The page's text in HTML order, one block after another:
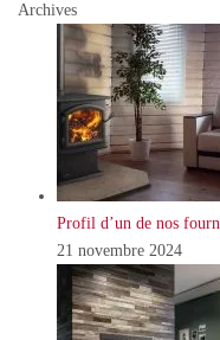
Archives
Profil d’un de nos
21 novembre 2024